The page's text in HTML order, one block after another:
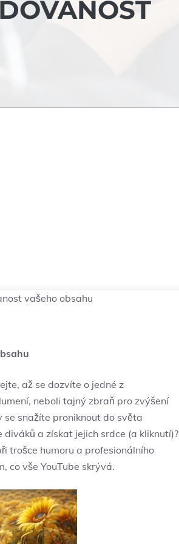
vašeho obsahu
až se dozvíte o jedné z
neboli tajný zbraň pro zvýšení
snažíte proniknout do světa
a získat jejich srdce (a kliknutí)?
trošce humoru a profesionálního
co vše YouTube skrývá.